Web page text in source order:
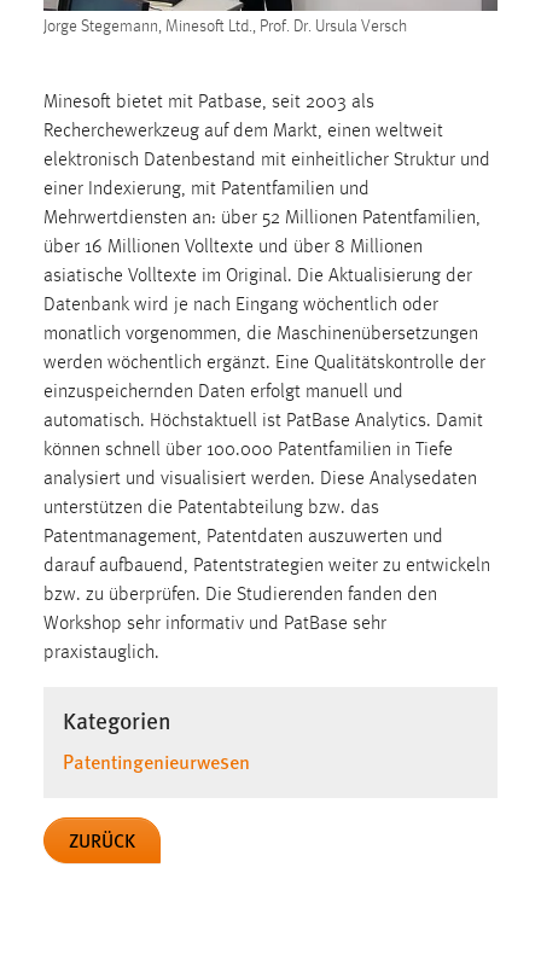
Jorge Stegemann, Minesoft Ltd., Prof. Dr. Ursula Versch
Minesoft bietet mit Patbase, seit 2003 als
Recherchewerkzeug auf dem Markt, einen weltweit
elektronisch Datenbestand mit einheitlicher Struktur und
einer Indexierung, mit Patentfamilien und
Mehrwertdiensten an: über 52 Millionen Patentfamilien,
über 16 Millionen Volltexte und über 8 Millionen
asiatische Volltexte im Original. Die Aktualisierung der
Datenbank wird je nach Eingang wöchentlich oder
monatlich vorgenommen, die Maschinenübersetzungen
werden wöchentlich ergänzt. Eine Qualitätskontrolle der
einzuspeichernden Daten erfolgt manuell und
automatisch. Höchstaktuell ist PatBase Analytics. Damit
können schnell über 100.000 Patentfamilien in Tiefe
analysiert und visualisiert werden. Diese Analysedaten
unterstützen die Patentabteilung bzw. das
Patentmanagement, Patentdaten auszuwerten und
darauf aufbauend, Patentstrategien weiter zu entwickeln
bzw. zu überprüfen. Die Studierenden fanden den
Workshop sehr informativ und PatBase sehr
praxistauglich.
Kategorien
Patentingenieurwesen
ZURÜCK
1 Jahr
Performance
Name:
staticfilecache
Zweck:
Für performante Seitenauslieferung wird in diesem Cookie
Sprachpräferenz
Name:
site-language-preference
Zweck:
Das Cookie speichert die gewählte Sprache der Website.
30 Tage
Chat
Name:
chat-frame-style-5e9dbeb1811c0446
Zweck:
Cookie Laufzeit:
MibewSessionID, mibew-chat-frame-style-